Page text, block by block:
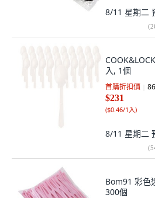
8/11 星期二
(
入, 1個
首購折扣價 86
$231
($0.46/1入)
8/11 星期二
(
Bom91 彩色
300個